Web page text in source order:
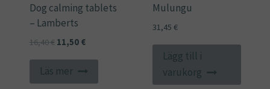
Dog calming tablets
– Lamberts
16,40€ Det
priset
var:
11,50 €Det
priset
är:
Läs mer
Mulungu
31,45 €
Lägg till i
varukorg